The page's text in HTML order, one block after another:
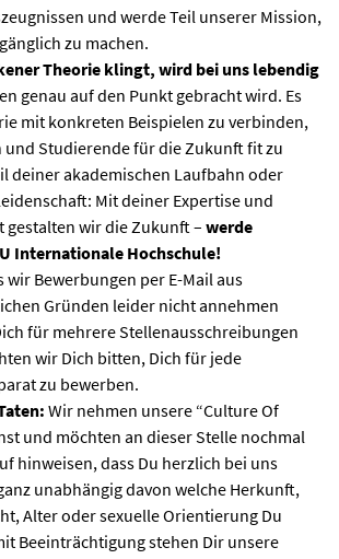
und werde Teil unserer Mission,
zu machen.
Theorie klingt, wird bei uns lebendig
genau auf den Punkt gebracht wird. Es
mit konkreten Beispielen zu verbinden,
und Studierende für die Zukunft fit zu
deiner akademischen Laufbahn oder
Mit deiner Expertise und
gestalten wir die Zukunft – werde
Internationale Hochschule!
wir Bewerbungen per E-Mail aus
Gründen leider nicht annehmen
für mehrere Stellenausschreibungen
wir Dich bitten, Dich für jede
zu bewerben.
Wir nehmen unsere “Culture Of
und möchten an dieser Stelle nochmal
hinweisen, dass Du herzlich bei uns
unabhängig davon welche Herkunft,
Alter oder sexuelle Orientierung Du
Beeinträchtigung stehen Dir unsere